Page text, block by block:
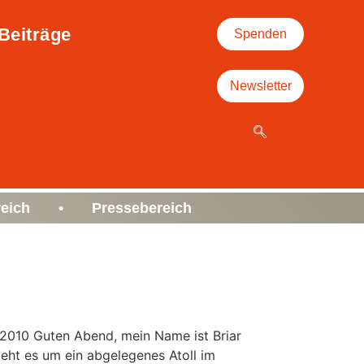
Spenden
Newsletter
• Pressebereich
Guten Abend, mein Name ist Briar
es um ein abgelegenes Atoll im